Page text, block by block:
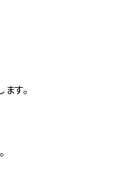
す。